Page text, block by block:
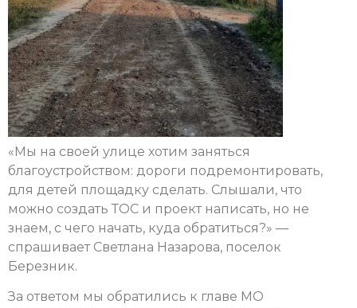
«Мы на своей улице хотим заняться
благоустройством: дороги подремонтировать,
для детей площадку сделать. Слышали, что
можно создать ТОС и проект написать, но не
знаем, с чего начать, куда обратиться?» —
спрашивает Светлана Назарова, поселок
Березник.
За ответом мы обратились к главе МО